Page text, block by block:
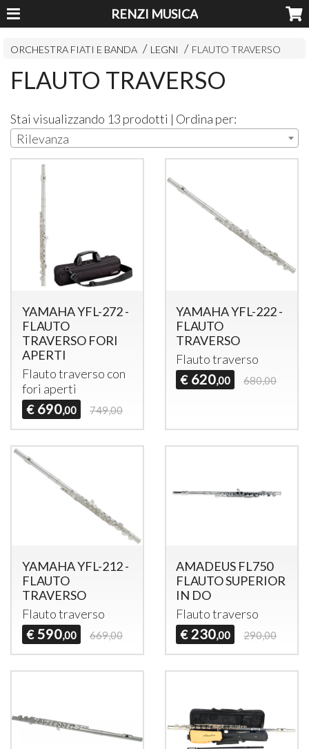
RENZI MUSICA
ORCHESTRA FIATI E BANDA LEGNI FLAUTO TRAVERSO
FLAUTO TRAVERSO
Stai visualizzando 13 prodotti | Ordina per:
Rilevanza
YAMAHA YFL-272 -
FLAUTO
TRAVERSO FORI
APERTI
Flauto traverso con
fori aperti
€ 690,00 749,00
YAMAHA YFL-222 -
FLAUTO
TRAVERSO
Flauto traverso
€ 620,00 680,00
YAMAHA YFL-212 -
FLAUTO
TRAVERSO
Flauto traverso
€ 590,00 669,00
AMADEUS FL750
FLAUTO SUPERIOR
IN DO
Flauto traverso
€ 230,00 290,00